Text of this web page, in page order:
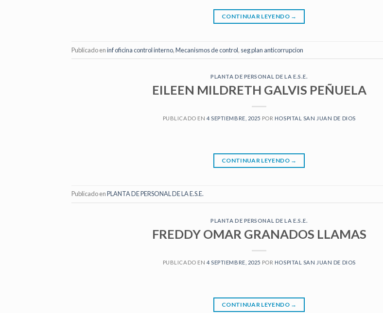
CONTINUAR LEYENDO →
Publicado eninf oficina control interno,Mecanismos de control, seg plan anticorrupcion
PLANTA DE PERSONAL DE LA E.S.E.
EILEEN MILDRETH GALVIS PEÑUELA
PUBLICADO EN 4 SEPTIEMBRE, 2025 POR HOSPITAL SAN JUAN DE DIOS
CONTINUAR LEYENDO →
Publicado enPLANTA DE PERSONAL DE LA E.S.E.
PLANTA DE PERSONAL DE LA E.S.E.
FREDDY OMAR GRANADOS LLAMAS
PUBLICADO EN 4 SEPTIEMBRE, 2025 POR HOSPITAL SAN JUAN DE DIOS
CONTINUAR LEYENDO →